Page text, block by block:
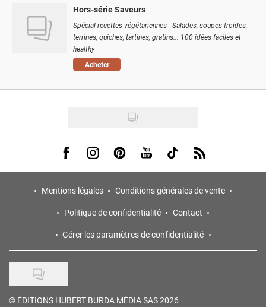
Hors-série Saveurs
Spécial recettes végétariennes - Salades, soupes froides,
terrines, quiches, tartines, gratins... 100 idées faciles et
healthy
Acheter
Visit us on Facebook
Visit us on Instagram
Visit us on Pinterest
Visit us on Youtube
Visit us on Tiktok
Visit us on Rss
Mentions légales
Conditions générales de vente
Politique de confidentialité
Contact
Gérer les paramètres de confidentialité
© ÉDITIONS HUBERT BURDA MÉDIA SAS 2026